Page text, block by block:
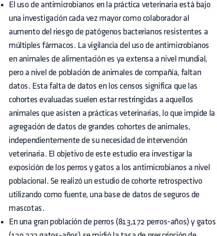
El uso de antimicrobianos en la práctica veterinaria está bajo
una investigación cada vez mayor como colaborador al
aumento del riesgo de patógenos bacterianos resistentes a
múltiples fármacos. La vigilancia del uso de antimicrobianos
en animales de alimentación es ya extensa a nivel mundial,
pero a nivel de población de animales de compañía, faltan
datos. Esta falta de datos en los censos significa que las
cohortes evaluadas suelen estar restringidas a aquellos
animales que asisten a prácticas veterinarias, lo que impide la
agregación de datos de grandes cohortes de animales,
independientemente de su necesidad de intervención
veterinaria. El objetivo de este estudio era investigar la
exposición de los perros y gatos a los antimicrobianos a nivel
poblacional. Se realizó un estudio de cohorte retrospectivo
utilizando como fuente, una base de datos de seguros de
mascotas.
En una gran población de perros (813,172 perros-años) y gatos